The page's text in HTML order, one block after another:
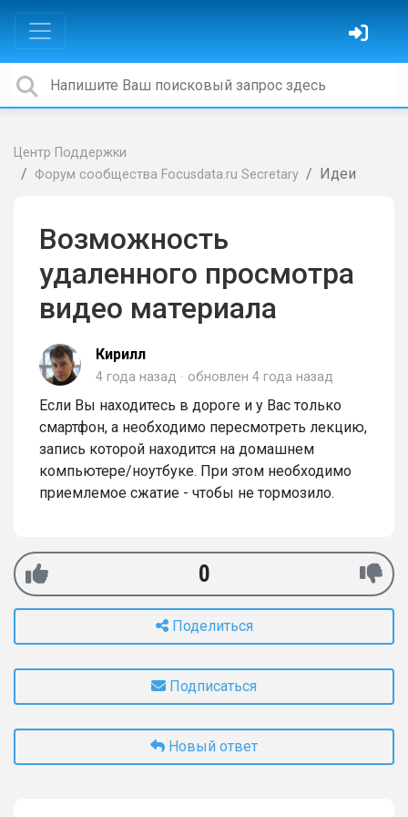
Центр Поддержки
Форум сообщества Focusdata.ru Secretary
Идеи
Возможность
удаленного просмотра
видео материала
Кирилл
4 года назад обновлен 4 года назад
Если Вы находитесь в дороге и у Вас только
смартфон, а необходимо пересмотреть лекцию,
запись которой находится на домашнем
компьютере/ноутбуке. При этом необходимо
приемлемое сжатие - чтобы не тормозило.
0
Поделиться
Подписаться
Новый ответ